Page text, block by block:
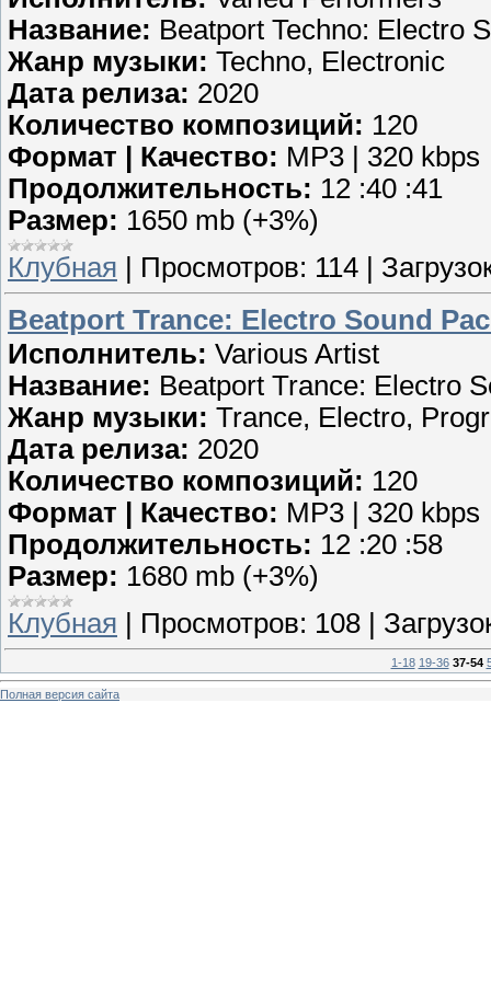
Название: Beatport Techno: Electro
Жанр музыки: Techno, Electronic
Дата релиза: 2020
Количество композиций: 120
Формат | Качество: MP3 | 320 kbps
Продолжительность: 12 :40 :41
Размер: 1650 mb (+3%)
Клубная
Просмотров: 114
Beatport Trance: Electro Sound
Исполнитель: Various Artist
Название: Beatport Trance: Electro
Жанр музыки: Trance, Electro,
Дата релиза: 2020
Количество композиций: 120
Формат | Качество: MP3 | 320 kbps
Продолжительность: 12 :20 :58
Размер: 1680 mb (+3%)
Клубная | Просмотров: 108 |
1-18 19-36 37-54
Полная версия сайта